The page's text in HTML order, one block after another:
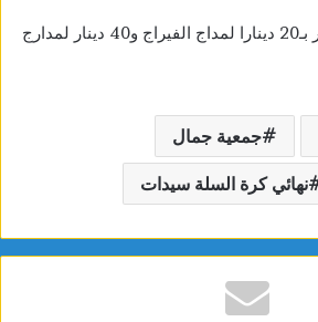
وقد حددت اسعار التذاكر بـ20 دينارا لمداج الفيراج و40 دينار لمدارج
جمعية جمال
نهائي كرة السلة سيدات